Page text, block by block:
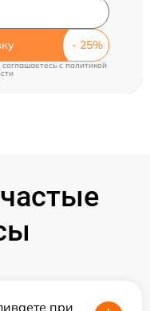
c политикой
при